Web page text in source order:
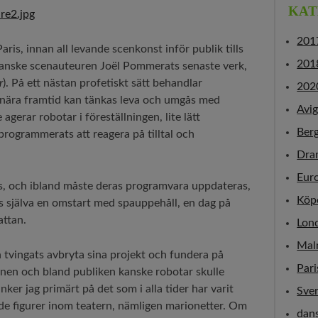
innan all levande scenkonst inför publik tills
scenauteuren Joël Pommerats senaste verk,
). På ett nästan profetiskt sätt behandlar
framtid kan tänkas leva och umgås med
agerar robotar i föreställningen, lite lätt
att reagera på tilltal och
och ibland måste deras programvara uppdateras,
en omstart med spauppehåll, en dag på
avbryta sina projekt och fundera på
och bland publiken kanske robotar skulle
jag primärt på det som i alla tider har varit
figurer inom teatern, nämligen marionetter. Om